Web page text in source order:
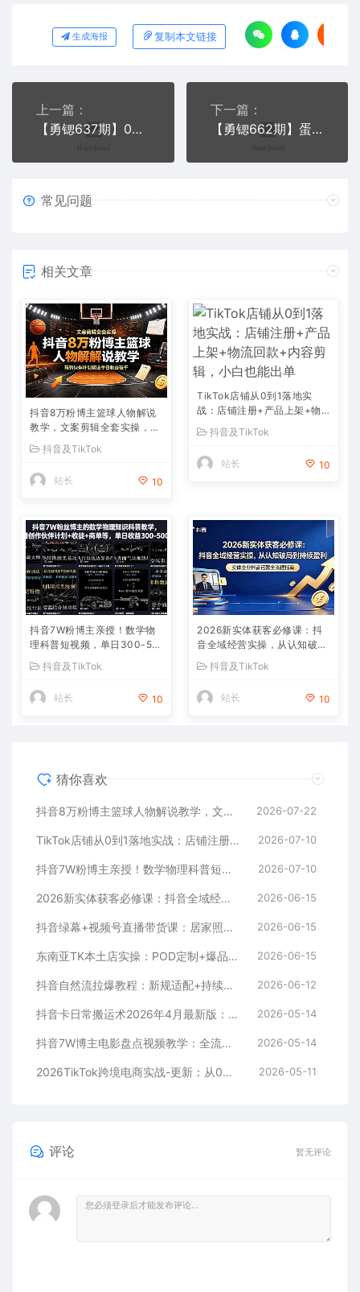
生成海报 复制本文链接
上一篇：
【勇锶637期】0基础学习抖音教程，手把手教你从不会玩手机到怎么做视频到涨粉到月入10W
下一篇：
【勇锶662期】蛋解创业 小白创业从0-1做百万抖音大号（全套实战课）无水印
常见问题
相关文章
抖音8万粉博主篮球人物解说
教学，文案剪辑全套实操，玩
转伙伴计划精选单日收益破千
抖音及TikTok
站长 10
TikTok店铺从0到1落地实
战：店铺注册+产品上架+物
流回款+内容剪辑，小白也能
出单
抖音及TikTok
站长 10
抖音7W粉博主亲授！数学物
理科普短视频，单日300-50
现
抖音及TikTok
站长 10
2026新实体获客必修课：抖
音全域经营实操，从认知破局
抖音及TikTok
站长 10
猜你喜欢
抖音8万粉博主篮球人物解说教学，文案剪辑全套实操，玩转伙伴计划精选单日收益破千 2026-07-22
TikTok店铺从0到1落地实战：店铺注册+产品上架+物流回款+内容剪辑，小白也能出单 2026-07-10
抖音7W粉博主亲授！数学物理科普短视频，单日300-500，伙伴计划+收徒+商单全变现 2026-07-10
2026新实体获客必修课：抖音全域经营实操，从认知破局到持续盈利 2026-06-15
抖音绿幕+视频号直播带货课：居家照着稿子念起号，手机电脑双场景搭建全流程 2026-06-15
东南亚TK本土店实操：POD定制+爆品截流+暴力冷启动，0粉也能开橱窗带货 2026-06-15
抖音自然流拉爆教程：新规适配+持续更新，话术+投放+起号一站式实战教学（更新26年5月11） 2026-06-12
抖音卡日常搬运术2026年4月最新版：影视账号爆款涨粉玩法，外面售价5000元核心 2026-05-14
抖音7W博主电影盘点视频教学：全流程剪辑制作+收益开通+商单收徒，零基础快速变现 2026-05-14
2026TikTok跨境电商实战-更新：从0到1跑通注册选品上架，出单发货回款全流程手把手教学 2026-05-11
评论 暂无评论